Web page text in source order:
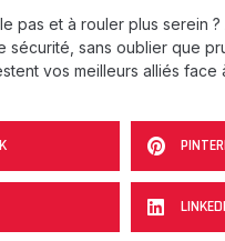
pas et à rouler plus serein
sécurité, sans oublier que
vos meilleurs alliés face